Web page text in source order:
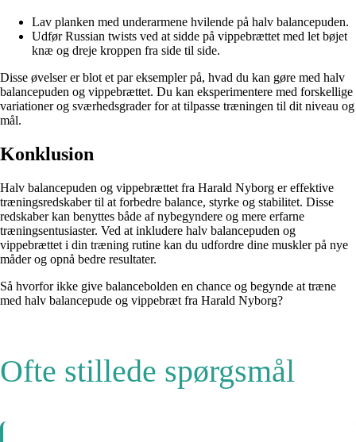
Lav planken med underarmene hvilende på halv balancepuden.
Udfør Russian twists ved at sidde på vippebrættet med let bøjet
knæ og dreje kroppen fra side til side.
Disse øvelser er blot et par eksempler på, hvad du kan gøre med halv
balancepuden og vippebrættet. Du kan eksperimentere med forskellige
variationer og sværhedsgrader for at tilpasse træningen til dit niveau og
mål.
Konklusion
Halv balancepuden og vippebrættet fra Harald Nyborg er effektive
træningsredskaber til at forbedre balance, styrke og stabilitet. Disse
redskaber kan benyttes både af nybegyndere og mere erfarne
træningsentusiaster. Ved at inkludere halv balancepuden og
vippebrættet i din træning rutine kan du udfordre dine muskler på nye
måder og opnå bedre resultater.
Så hvorfor ikke give balancebolden en chance og begynde at træne
med halv balancepude og vippebræt fra Harald Nyborg?
Ofte stillede spørgsmål